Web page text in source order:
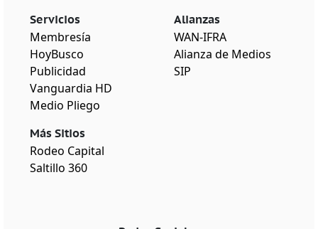
Servicios
Membresía
HoyBusco
Publicidad
Vanguardia HD
Medio Pliego
Más Sitios
Rodeo Capital
Saltillo 360
Alianzas
WAN-IFRA
Alianza de Medios
SIP